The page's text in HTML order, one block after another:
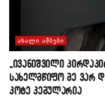
ᲐᲮᲐᲚᲘ ᲐᲛᲑᲔᲑᲘ
„ივანიშვილი
სახელმწიფო მე ვარ
კოტე კემულარია